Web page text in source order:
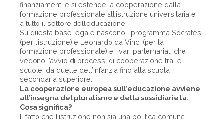
finanziamenti e si estende la cooperazione dalla
formazione professionale all’istruzione universitaria e
a tutto il settore dell’educazione.
Su questa base legale nascono i programma Socrates
(per l’istruzione) e Leonardo da Vinci (per la
formazione professionale) e i vari parternariati che
vedono l’avvio di processi di cooperazione tra le
scuole, da quelle dell’infanzia fino alla scuola
secondaria superiore.
La cooperazione europea sull’educazione avviene
all’insegna del pluralismo e della sussidiarietà.
Cosa significa?
Il fatto che l’istruzione non sia una politica comune